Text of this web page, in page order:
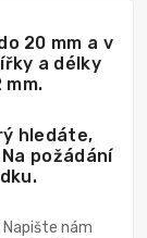
20 mm a v
a délky
hledáte,
požádání
nám